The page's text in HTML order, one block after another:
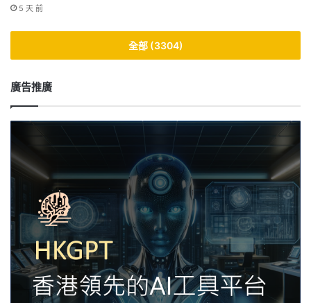
5 天 前
全部 (3304)
廣告推廣